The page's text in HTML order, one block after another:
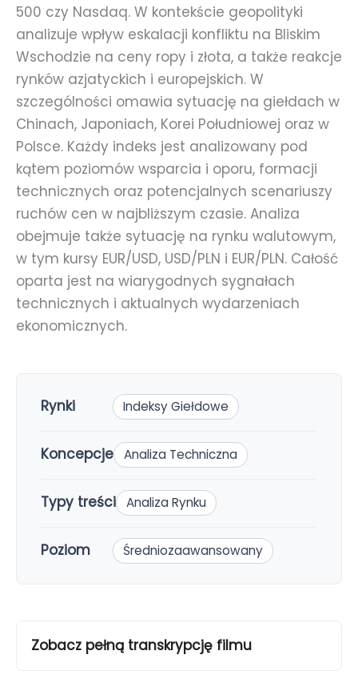
500 czy Nasdaq. W kontekście geopolityki
analizuje wpływ eskalacji konfliktu na Bliskim
Wschodzie na ceny ropy i złota, a także reakcje
rynków azjatyckich i europejskich. W
szczególności omawia sytuację na giełdach w
Chinach, Japoniach, Korei Południowej oraz w
Polsce. Każdy indeks jest analizowany pod
kątem poziomów wsparcia i oporu, formacji
technicznych oraz potencjalnych scenariuszy
ruchów cen w najbliższym czasie. Analiza
obejmuje także sytuację na rynku walutowym,
w tym kursy EUR/USD, USD/PLN i EUR/PLN. Całość
oparta jest na wiarygodnych sygnałach
technicznych i aktualnych wydarzeniach
ekonomicznych.
Rynki Indeksy Giełdowe
Koncepcje Analiza Techniczna
Typy treści Analiza Rynku
Poziom Średniozaawansowany
Zobacz pełną transkrypcję filmu